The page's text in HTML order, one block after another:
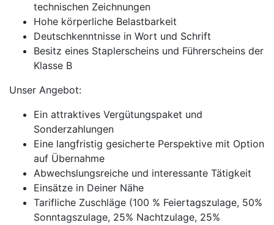
technischen Zeichnungen
Hohe körperliche Belastbarkeit
Deutschkenntnisse in Wort und Schrift
Besitz eines Staplerscheins und Führerscheins der
Klasse B
Unser Angebot:
Ein attraktives Vergütungspaket und
Sonderzahlungen
Eine langfristig gesicherte Perspektive mit Option
auf Übernahme
Abwechslungsreiche und interessante Tätigkeit
Einsätze in Deiner Nähe
Tarifliche Zuschläge (100 % Feiertagszulage, 50%
Sonntagszulage, 25% Nachtzulage, 25%